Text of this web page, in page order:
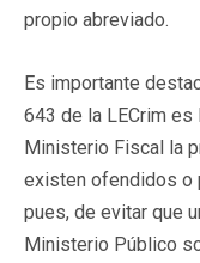
propio abreviado.
Es importante
643 de la LECrim es
Ministerio Fiscal la
existen ofendidos o
pues, de evitar que
Ministerio Público